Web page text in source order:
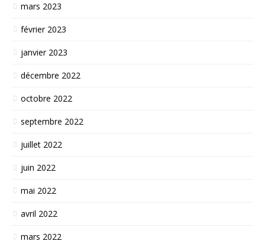
mars 2023
février 2023
janvier 2023
décembre 2022
octobre 2022
septembre 2022
juillet 2022
juin 2022
mai 2022
avril 2022
mars 2022